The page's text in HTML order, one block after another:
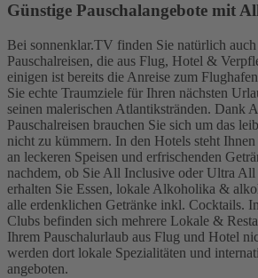
Günstige Pauschalangebote mit
Bei sonnenklar.TV finden Sie natürlich
Pauschalreisen, die aus Flug, Hotel &
einigen ist bereits die Anreise zum
Sie echte Traumziele für Ihren nächsten
seinen malerischen Atlantikstränden. Dank
Pauschalreisen brauchen Sie sich um das
nicht zu kümmern. In den Hotels steht
an leckeren Speisen und erfrischenden
nachdem, ob Sie All Inclusive oder Ultra
erhalten Sie Essen, lokale Alkoholika &
alle erdenklichen Getränke inkl. Cocktails.
Clubs befinden sich mehrere Lokale &
Ihrem Pauschalurlaub aus Flug und Hotel
werden dort lokale Spezialitäten und
angeboten.